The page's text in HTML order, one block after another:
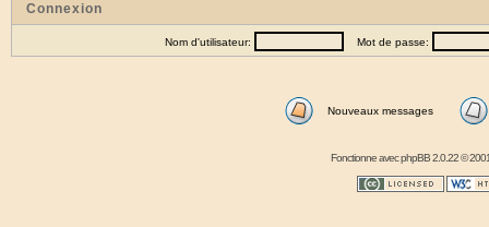
Connexion
Nom d'utilisateur: Mot de passe:
Nouveaux messages
Fonctionne avecphpBB2.0.22 ©